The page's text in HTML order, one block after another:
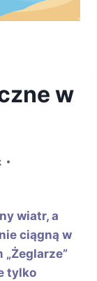
w
wiatr, a
ciągną w
tylko